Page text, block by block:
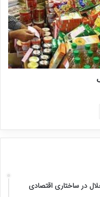
در ساختاری اقتصادی